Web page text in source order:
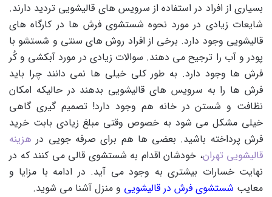
بسیاری از افراد در استفاده از سرویس های قالیشویی تردید دارند.
شایعات زیادی در مورد نحوه شستشوی فرش ها در کارگاه های
قالیشویی وجود دارد. برخی از افراد روش های سنتی و شستشو با
پودر و آب را ترجیح می دهند. سوالات زیادی در مورد آبکشی و کُر
فرش ها وجود دارد. به طور کلی خیلی ها نمی دانند چرا باید
فرش ها را به سرویس های قالیشویی بدهند در حالیکه امکان
نظافت و شستن در خانه هم وجود دارد! تصمیم گیری گاهی
خیلی مشکل می شود به خصوص وقتی مبلغ زیادی بابت خرید
فرش پرداخته باشید. بعضی ها هم برای صرفه جویی در هزینه
قالیشویی تهران، خودشان اقدام به شستشوی قالی می کنند که در
نهایت خسارات بیشتری به وجود می آید. در ادامه با مزایا و
معایب شستشوی فرش در قالیشویی و منزل آشنا می شوید.